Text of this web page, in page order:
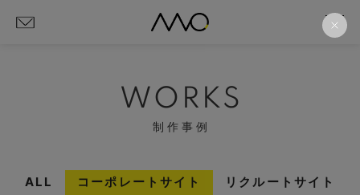
WORKS
制作事例
ALL コーポレートサイト
リクルートサイト